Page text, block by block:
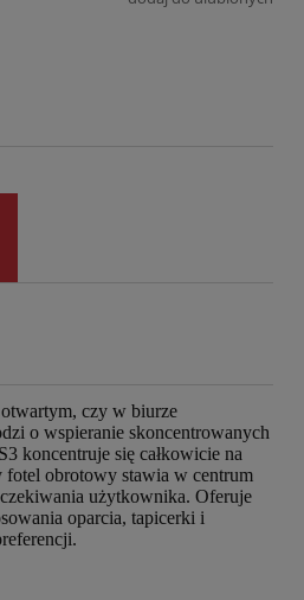
czy w biurze
o wspieranie skoncentrowanych
koncentruje się całkowicie na
fotel obrotowy stawia w centrum
użytkownika. Oferuje
oparcia, tapicerki i